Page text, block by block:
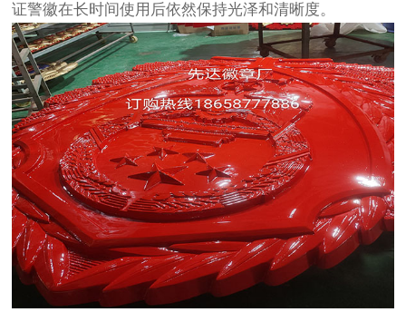
证警徽在长时间使用后依然保持光泽和清晰度。